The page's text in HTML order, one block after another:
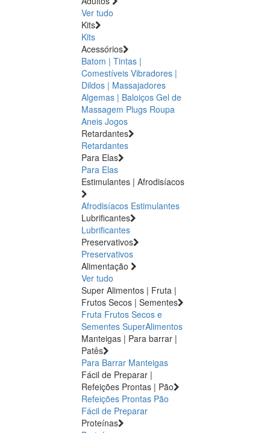
Ver tudo
Kits
Kits
Acessórios
Batom | Tintas |
Comestíveis Vibradores |
Dildos | Massajadores
Algemas | Baloiços Gel de
Massagem Plugs Roupa
Aneis Jogos
Retardantes
Retardantes
Para Elas
Para Elas
Estimulantes | Afrodisíacos
Afrodisíacos Estimulantes
Lubrificantes
Lubrificantes
Preservativos
Preservativos
Alimentação
Ver tudo
Super Alimentos | Fruta |
Frutos Secos | Sementes
Fruta Frutos Secos e
Sementes SuperAlimentos
Manteigas | Para barrar |
Patês
Para Barrar Manteigas
Fácil de Preparar |
Refeições Prontas | Pão
Refeições Prontas Pão
Fácil de Preparar
Proteínas